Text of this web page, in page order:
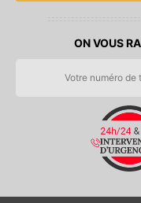
ON VOUS